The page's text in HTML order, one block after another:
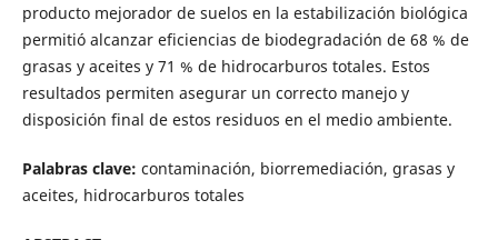
producto mejorador de suelos en la estabilización biológica
permitió alcanzar eficiencias de biodegradación de 68 % de
grasas y aceites y 71 % de hidrocarburos totales. Estos
resultados permiten asegurar un correcto manejo y
disposición final de estos residuos en el medio ambiente.
Palabras clave: contaminación, biorremediación, grasas y
aceites, hidrocarburos totales